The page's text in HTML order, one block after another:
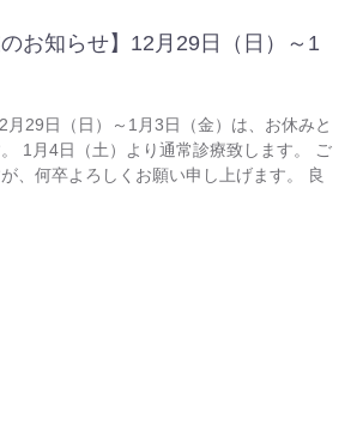
のお知らせ】12月29日（日）～1
月29日（日）～1月3日（金）は、お休みと
1月4日（土）より通常診療致します。 ご
、何卒よろしくお願い申し上げます。 良